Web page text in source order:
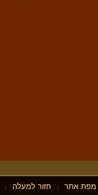
מפת אתר | חזור למעלה |